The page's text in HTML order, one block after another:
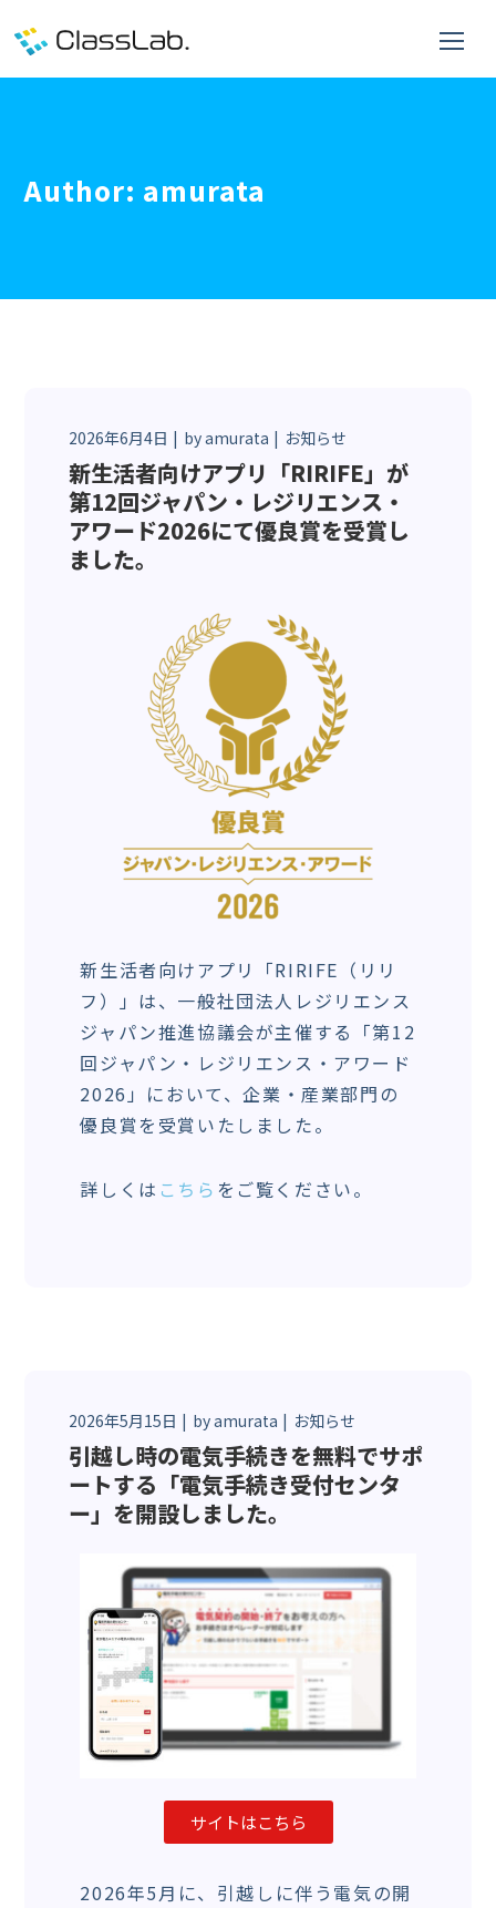
Author: amurata
2026年6月4日 byamurata お知らせ
新生活者向けアプリ「RIRIFE」が
第12回ジャパン・レジリエンス・
アワード2026にて優良賞を受賞し
ました。
新生活者向けアプリ「RIRIFE（リリ
フ）」は、一般社団法人レジリエンス
ジャパン推進協議会が主催する「第12
回ジャパン・レジリエンス・アワード
2026」において、企業・産業部門の
優良賞を受賞いたしました。
詳しくは こちら をご覧ください。
2026年5月15日 byamurata お知らせ
引越し時の電気手続きを無料でサポ
ートする「電気手続き受付センタ
ー」を開設しました。
サイトはこちら
2026年5月に、引越しに伴う電気の開